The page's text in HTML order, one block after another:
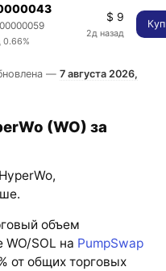
0.66%
$ 9
2д назад
—7 августа 2026,
(WO) за
объем
WO/SOL на PumpSwap
от общих торговых